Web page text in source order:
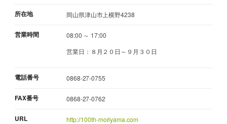
所在地 岡山県津山市上横野4238
営業時間
08:00 ～ 17:00
営業日：８月２０日～９月３０日
電話番号 0868-27-0755
FAX番号 0868-27-0762
URL http://100th-moriyama.com